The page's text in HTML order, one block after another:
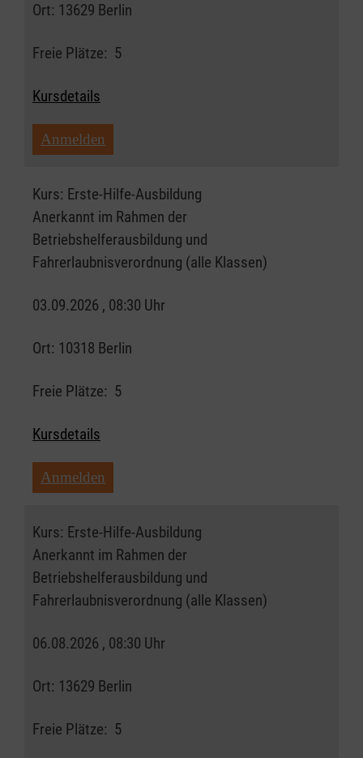
Ort: 13629 Berlin
Freie Plätze: 5
Kursdetails
Anmelden
Kurs: Erste-Hilfe-Ausbildung
Anerkannt im Rahmen der
Betriebshelferausbildung und
Fahrerlaubnisverordnung (alle Klassen)
03.09.2026 , 08:30 Uhr
Ort: 10318 Berlin
Freie Plätze: 5
Kursdetails
Anmelden
Kurs: Erste-Hilfe-Ausbildung
Anerkannt im Rahmen der
Betriebshelferausbildung und
Fahrerlaubnisverordnung (alle Klassen)
06.08.2026 , 08:30 Uhr
Ort: 13629 Berlin
Freie Plätze: 5